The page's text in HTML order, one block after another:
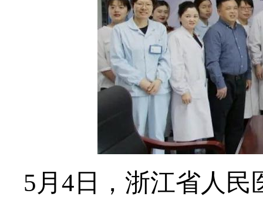
5月4日，浙江省人